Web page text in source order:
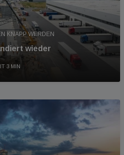
KNAPP WERDEN
wieder
3 MIN